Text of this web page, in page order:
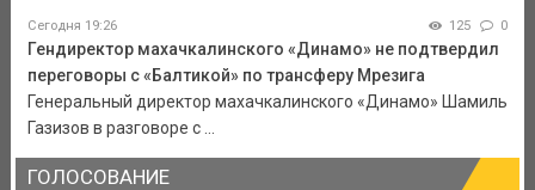
Сегодня 19:26 125 0
Гендиректор махачкалинского «Динамо» не подтвердил
переговоры с «Балтикой» по трансферу Мрезига
Генеральный директор махачкалинского «Динамо» Шамиль
Газизов в разговоре с ...
ГОЛОСОВАНИЕ